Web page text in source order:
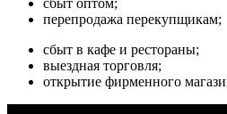
сбыт оптом;
перепродажа перекупщикам;
сбыт в кафе и рестораны;
выездная торговля;
открытие фирменного